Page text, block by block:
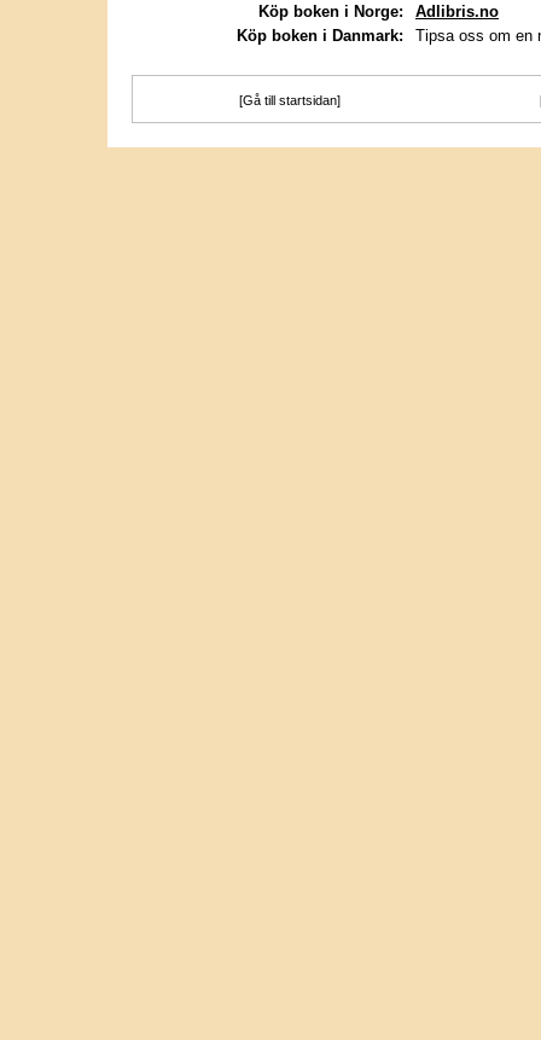
Köp boken i Norge:
Adlibris.no
Köp boken i Danmark:
Tipsa oss om en
[Gå till startsidan]